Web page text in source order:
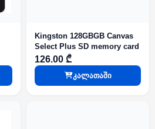
Kingston 128GBGB Canvas
Select Plus SD memory card
126.00 ₾
კალათაში